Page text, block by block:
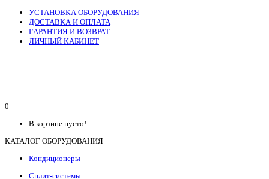
УСТАНОВКА ОБОРУДОВАНИЯ
ДОСТАВКА И ОПЛАТА
ГАРАНТИЯ И ВОЗВРАТ
ЛИЧНЫЙ КАБИНЕТ
0
В корзине пусто!
КАТАЛОГ ОБОРУДОВАНИЯ
Кондиционеры
Сплит-системы